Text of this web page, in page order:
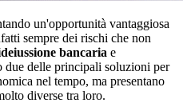
un'opportunità vantaggiosa
sempre dei rischi che non
bancaria e
due delle principali soluzioni per
nel tempo, ma presentano
diverse tra loro.